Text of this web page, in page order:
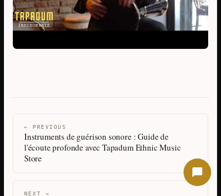
← PREVIOUS
Instruments de guérison sonore : Guide de
l'écoute profonde avec Tapadum Ethnic Music
Store
NEXT →